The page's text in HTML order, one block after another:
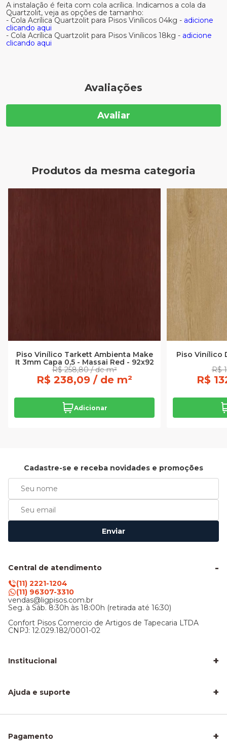
A instalação é feita com cola acrílica. Indicamos a cola da
Quartzolit, veja as opções de tamanho:
- Cola Acrílica Quartzolit para Pisos Vinílicos 04kg - adicione
clicando aqui
- Cola Acrílica Quartzolit para Pisos Vinílicos 18kg - adicione
clicando aqui
Avaliações
Avaliar
Produtos da mesma categoria
Piso Vinílico Tarkett Ambienta Make
It 3mm Capa 0,5 - Massai Red - 92x92
R$ 258,80 / de m²
R$ 238,09 / de m²
Adicionar
Piso Vinílico
R$
R$
Cadastre-se e receba novidades e promoções
Enviar
Central de atendimento
(11) 2221-1204
(11) 96307-3310
vendas@ligpisos.com.br
Seg. à Sáb. 8:30h às 18:00h (retirada até 16:30)
Confort Pisos Comercio de Artigos de Tapecaria LTDA
CNPJ: 12.029.182/0001-02
Institucional +
Sobre nós
Nossa Loja
Ajuda e suporte +
Frete e entrega
Como Calcular a Área do seu Piso
Pagamento +